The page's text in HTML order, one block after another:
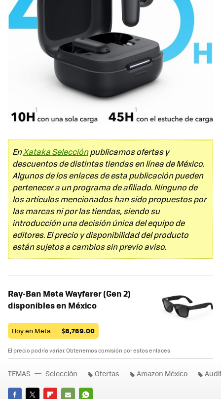
EnXataka Selecciónpublicamos ofertas y
descuentos de distintas tiendas en línea de México.
Algunos de los enlaces de esta publicación pueden
pertenecer a un programa de afiliado. Ninguno de
los artículos mencionados han sido propuestos por
las marcas ni por las tiendas, siendo su
introducción una decisión única del equipo de
editores. El precio y disponibilidad del producto
están sujetos a cambios sin previo aviso.
Ray-Ban Meta Wayfarer (Gen 2)
disponibles en México
Hoy en Meta — $8,769.00
El precio podría variar. Obtenemos comisión por estos enlaces
TEMAS Selección Ofertas Amazon México